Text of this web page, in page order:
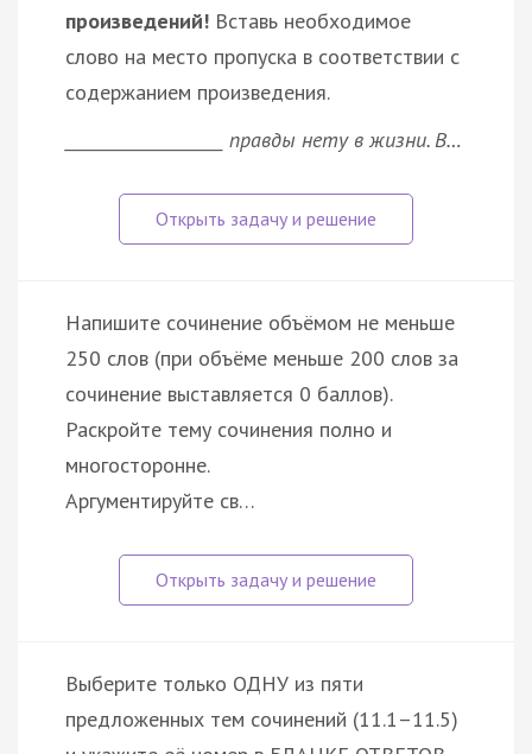
произведений! Вставь необходимое
слово на место пропуска в соответствии с
содержанием произведения.
___________________ правды нету в жизни. В…
Напишите сочинение объёмом не меньше
250 слов (при объёме меньше 200 слов за
сочинение выставляется 0 баллов).
Раскройте тему сочинения полно и
многосторонне.
Аргументируйте св…
Выберите только ОДНУ из пяти
предложенных тем сочинений (11.1–11.5)